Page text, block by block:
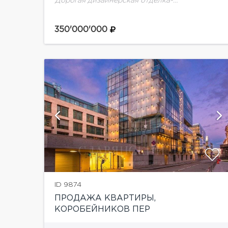
третьем этаже клубного дома «Кристалл...
350'000'000
ID 9874
ПРОДАЖА КВАРТИРЫ,
КОРОБЕЙНИКОВ ПЕР